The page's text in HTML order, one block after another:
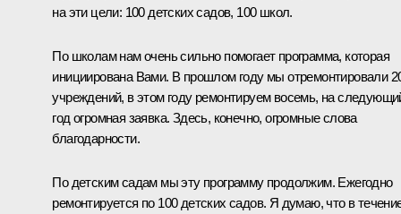
на эти цели: 100 детских садов, 100 школ.
По школам нам очень сильно помогает программа, которая
инициирована Вами. В прошлом году мы отремонтировали
учреждений, в этом году ремонтируем восемь, на
год огромная заявка. Здесь, конечно, огромные слова
благодарности.
По детским садам мы эту программу продолжим. Ежегодно
ремонтируется по 100 детских садов. Я думаю, что в